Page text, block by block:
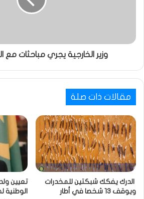
وزير الخارجية يجري مباحثات مع
مقالات ذات صلة
الدرك يفكك شبكتين للمخدرات
ويوقف 13 شخصا في أطار
تعيين
الوطنية